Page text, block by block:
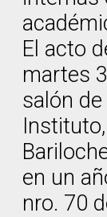
El acto
martes
salón
en un
nro. 70